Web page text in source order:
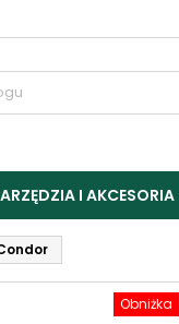
I AKCESORIA
Obniżka